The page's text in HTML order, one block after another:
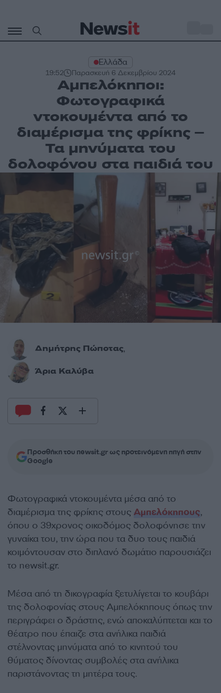
περιεχόμενο
Ελλάδα
19:52 Παρασκευή 6 Δεκεμβρίου 2024
Αμπελόκηποι:
Φωτογραφικά
ντοκουμέντα από το
διαμέρισμα της φρίκης –
Τα μηνύματα του
δολοφόνου στα παιδιά του
Δημήτρης Πώποτας,
Άρια Καλύβα
Προσθήκη του newsit.gr ως προτεινόμενη πηγή στην
Google
Φωτογραφικά ντοκουμέντα μέσα από το
διαμέρισμα της φρίκης στους Αμπελόκηπους,
όπου ο 39χρονος οικοδόμος δολοφόνησε την
γυναίκα του, την ώρα που τα δυο τους παιδιά
κοιμόντουσαν στο διπλανό δωμάτιο παρουσιάζει
το newsit.gr.
Μέσα από τη δικογραφία ξετυλίγεται το κουβάρι
της δολοφονίας στους Αμπελόκηπους όπως την
περιγράφει ο δράστης, ενώ αποκαλύπτεται και το
θέατρο που έπαιζε στα ανήλικα παιδιά
στέλνοντας μηνύματα από το κινητού του
θύματος δίνοντας συμβολές στα ανήλικα
παριστάνοντας τη μητέρα τους.